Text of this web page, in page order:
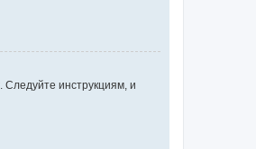
. Следуйте инструкциям, и